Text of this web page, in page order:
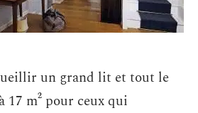
un grand lit et tout le
17 m² pour ceux qui